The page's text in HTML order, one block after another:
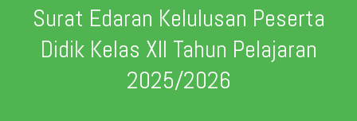
Surat Edaran Kelulusan Peserta
Didik Kelas XII Tahun Pelajaran
2025/2026